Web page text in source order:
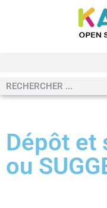
Dépôt et
ou